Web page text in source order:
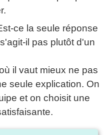
ce la seule réponse
il pas plutôt d'un
il vaut mieux ne pas
seule explication. On
et on choisit une